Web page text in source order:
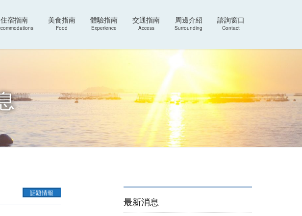
住宿指南 美食指南
Food
體驗指南
Experience
交通指南
Access
周邊介紹
Surrounding
諮詢窗口
Contact
話題情報
最新消息